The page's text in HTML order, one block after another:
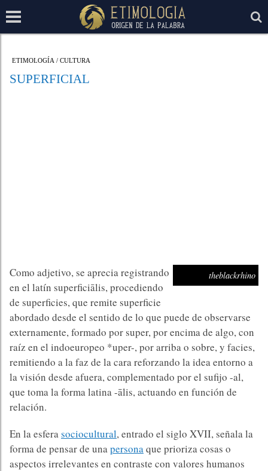
ETIMOLOGÍA / CULTURA
SUPERFICIAL
theblackrhino
Como adjetivo, se aprecia registrando
en el latín superficiālis, procediendo
de superficies, que remite superficie
abordado desde el sentido de lo que puede de observarse
externamente, formado por super, por encima de algo, con
raíz en el indoeuropeo *uper-, por arriba o sobre, y facies,
remitiendo a la faz de la cara reforzando la idea entorno a
la visión desde afuera, complementado por el sufijo -al,
que toma la forma latina -ālis, actuando en función de
relación.
En la esferasociocultural, entrado el siglo XVII, señala la
forma de pensar de unapersonaque prioriza cosas o
aspectos irrelevantes en contraste con valores humanos